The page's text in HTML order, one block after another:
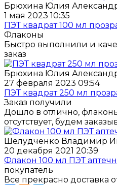
Брюхина Юлия
1 мая 2023 10:35
ПЭТ квадрат 100 мл
Флаконы
Быстро выполнили и
заказ
Брюхина Юлия
27 февраля 2023 09:54
ПЭТ квадрат 250 мл
Заказ получили
Дошло в отлично,
отсутствует, будем
Шелудченко Владимир
20 декабря 2021 20:39
Флакон 100 мл ПЭТ
покупатель
Все прекрасно доставка